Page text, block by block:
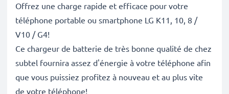
Offrez une charge rapide et efficace pour votre
téléphone portable ou smartphone LG K11, 10, 8 /
V10 / G4!
Ce chargeur de batterie de très bonne qualité de chez
subtel fournira assez d'énergie à votre téléphone afin
que vous puissiez profitez à nouveau et au plus vite
de votre téléphone!